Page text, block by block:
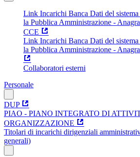
Link Incarichi Banca Dati del
la Pubblica Amministrazione -
CCE
Link Incarichi Banca Dati del
la Pubblica Amministrazione -
Collaboratori esterni
Personale
DUP
PIAO - PIANO INTEGRATO DI
ORGANIZZAZIONE
Titolari di incarichi dirigenziali
generali)